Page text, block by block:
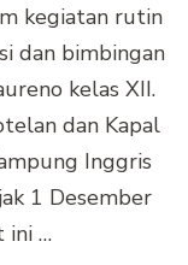
kegiatan rutin
dan bimbingan
kelas XII.
dan Kapal
Inggris
1 Desember
ini …